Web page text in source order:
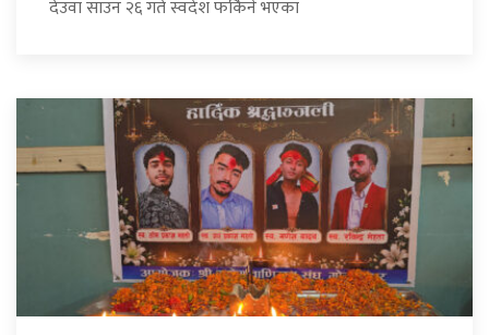
देउवा साउन २६ गते स्वदेश फर्किने भएका